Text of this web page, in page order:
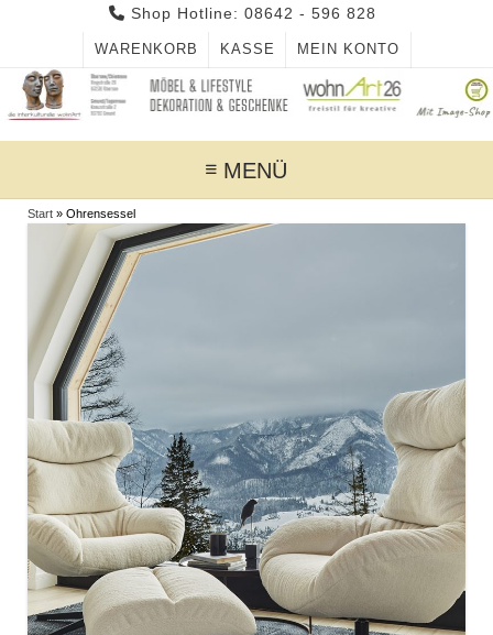
Shop Hotline: 08642 - 596 828
WARENKORB KASSE MEIN KONTO
MENÜ
Start » Ohrensessel